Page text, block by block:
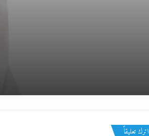
المملكة وموقفها الثابت من القضية الفلسطينية
اترك تعليقاً